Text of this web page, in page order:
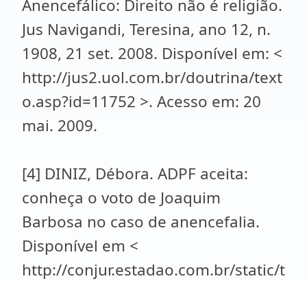
Anencefálico: Direito não é religião.
Jus Navigandi, Teresina, ano 12, n.
1908, 21 set. 2008. Disponível em: <
http://jus2.uol.com.br/doutrina/text
o.asp?id=11752 >. Acesso em: 20
mai. 2009.
[4] DINIZ, Débora. ADPF aceita:
conheça o voto de Joaquim
Barbosa no caso de anencefalia.
Disponível em <
http://conjur.estadao.com.br/static/t